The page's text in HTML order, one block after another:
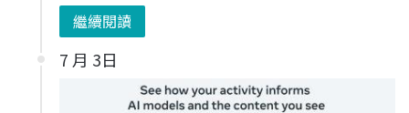
繼續閱讀
7 月 3日